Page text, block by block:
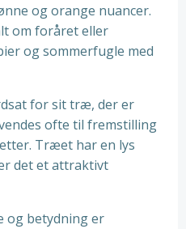
og orange nuancer.
om foråret eller
og sommerfugle med
for sit træ, der er
ofte til fremstilling
Træet har en lys
det et attraktivt
og betydning er